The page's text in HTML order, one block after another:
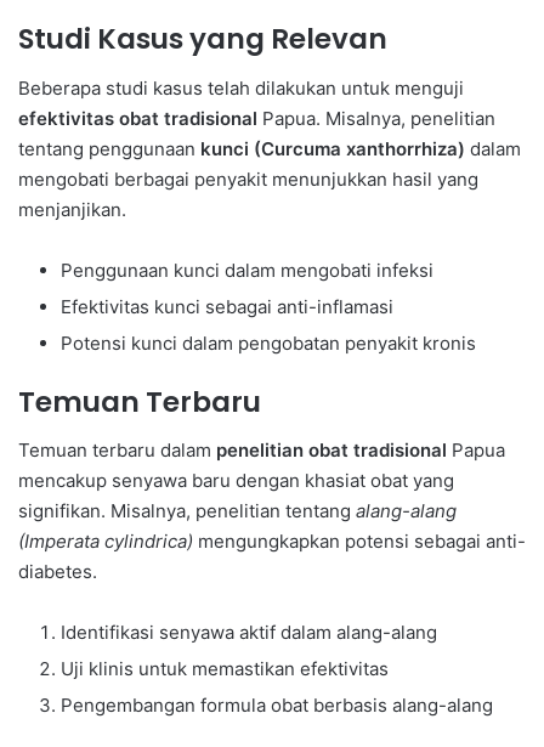
Studi Kasus yang Relevan
Beberapa studi kasus telah dilakukan untuk menguji
efektivitas obat tradisional Papua. Misalnya, penelitian
tentang penggunaan kunci (Curcuma xanthorrhiza) dalam
mengobati berbagai penyakit menunjukkan hasil yang
menjanjikan.
Penggunaan kunci dalam mengobati infeksi
Efektivitas kunci sebagai anti-inflamasi
Potensi kunci dalam pengobatan penyakit kronis
Temuan Terbaru
Temuan terbaru dalam penelitian obat tradisional Papua
mencakup senyawa baru dengan khasiat obat yang
signifikan. Misalnya, penelitian tentang alang-alang
(Imperata cylindrica) mengungkapkan potensi sebagai anti-
diabetes.
Identifikasi senyawa aktif dalam alang-alang
Uji klinis untuk memastikan efektivitas
Pengembangan formula obat berbasis alang-alang